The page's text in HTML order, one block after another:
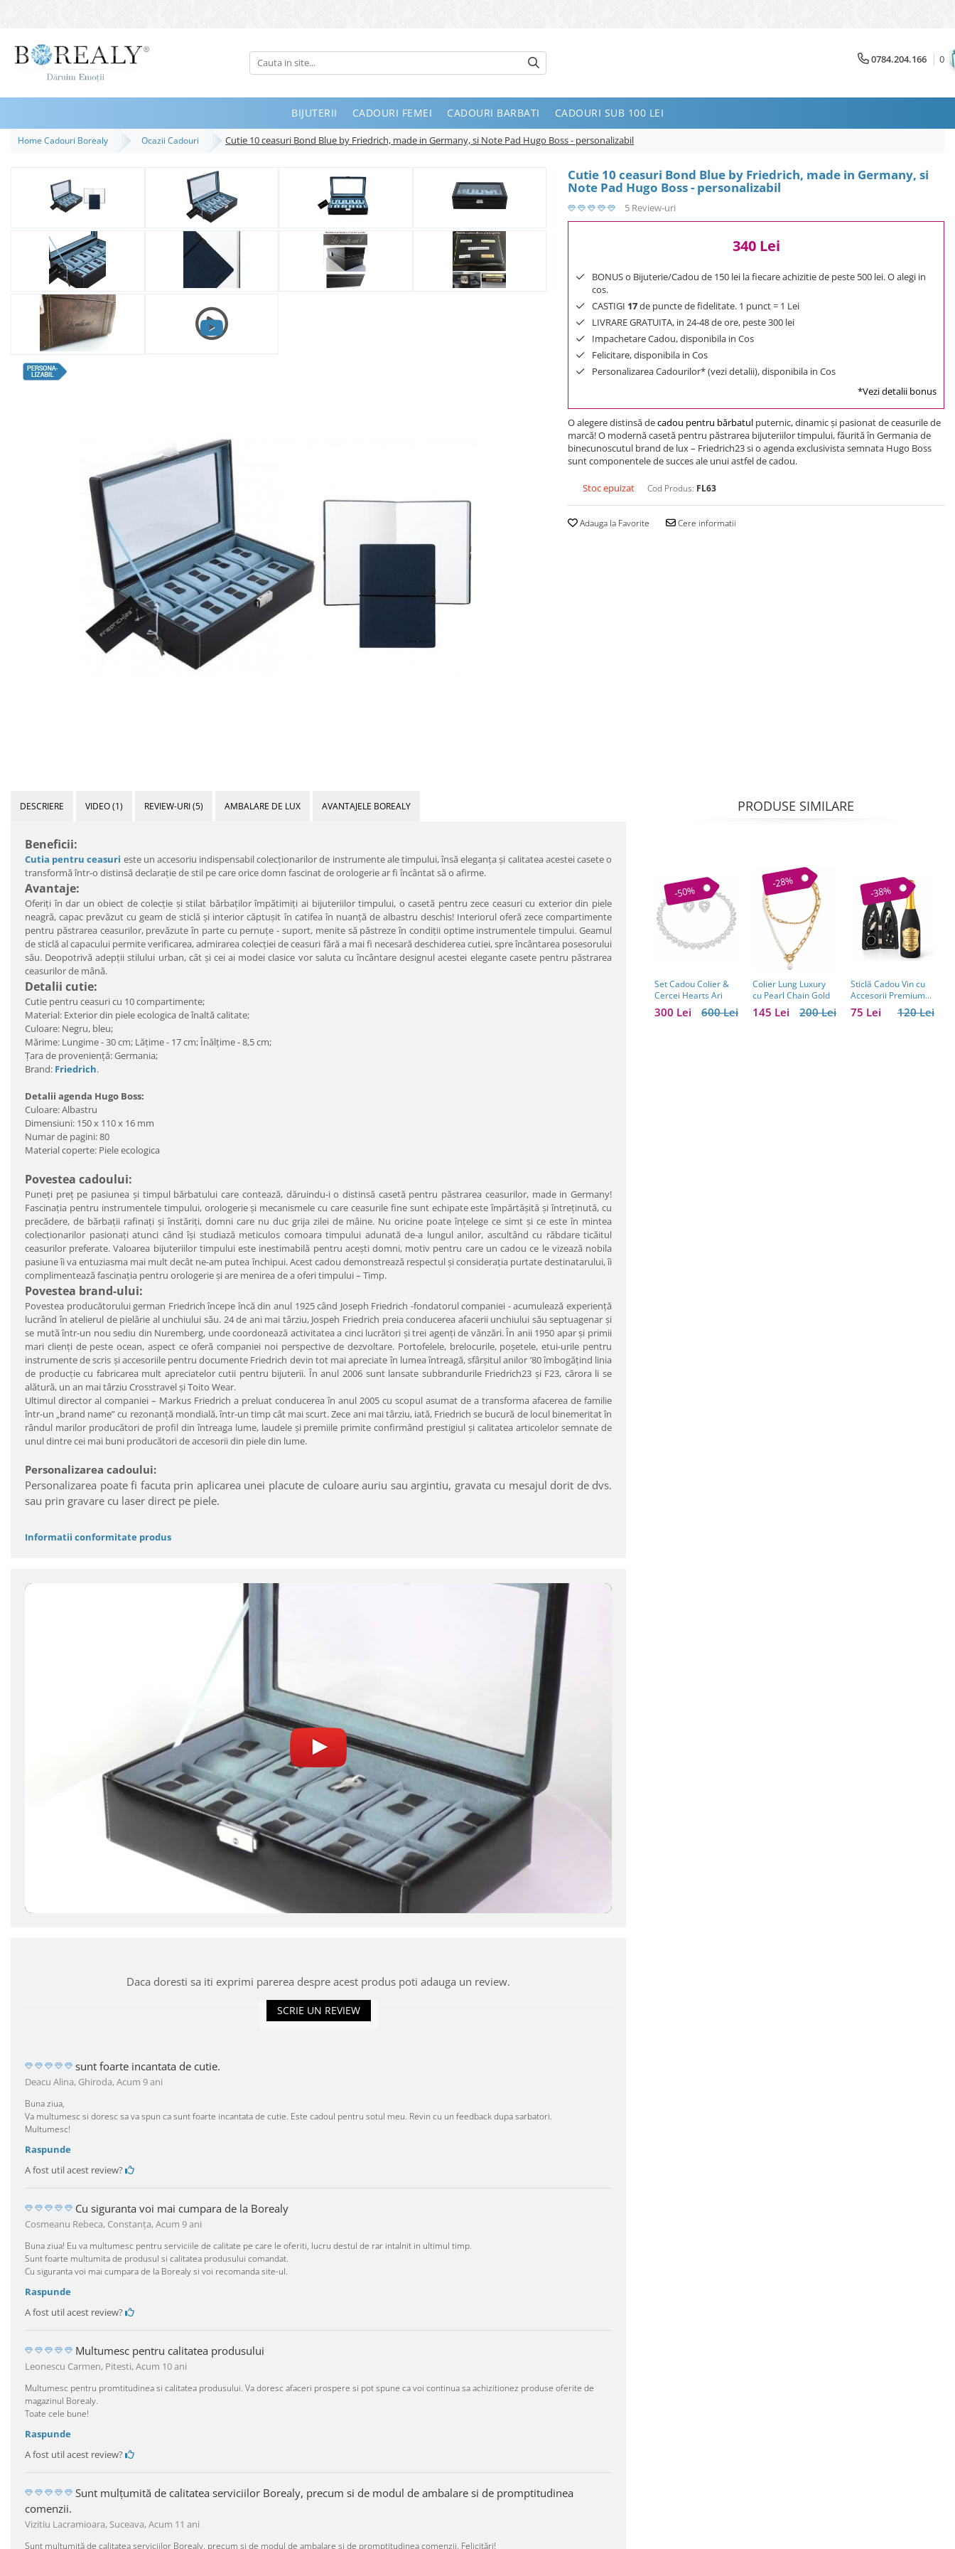
Bijuterii
Inele
Bratari
Destinatari
Bijuterii Femei
Bijuterii Copii
Bijuterii Mirese
Selectii
Reduceri
Cele mai noi
0784.204.166 0
BIJUTERII CADOURI FEMEI CADOURI BARBATI CADOURI SUB 100 LEI
Home Cadouri Borealy Ocazii Cadouri Cutie 10 ceasuri Bond Blue by Friedrich, made in Germany, si Note Pad Hugo Boss - personalizabil
Cutie 10 ceasuri Bond Blue by Friedrich, made in Germany, si
Note Pad Hugo Boss - personalizabil
5 Review-uri
340 Lei
BONUS o Bijuterie/Cadou de 150 lei la fiecare achizitie de peste 500 lei. O alegi in
cos.
CASTIGI 17de puncte de fidelitate. 1 punct = 1 Lei
LIVRARE GRATUITA, in 24-48 de ore, peste 300 lei
Impachetare Cadou, disponibila in Cos
Felicitare, disponibila in Cos
Personalizarea Cadourilor* (vezi detalii), disponibila in Cos
*Vezi detalii bonus
O alegere distinsă decadou pentru bărbatul puternic, dinamic şi pasionat de ceasurile de
marcă! O modernă casetă pentru păstrarea bijuteriilor timpului, făurită în Germania de
binecunoscutul brand de lux – Friedrich23 si o agenda exclusivista semnata Hugo Boss
sunt componentele de succes ale unui astfel de cadou.
Stoc epuizat Cod Produs: FL63
Adauga la Favorite Cere informatii
DESCRIERE VIDEO(1) REVIEW-URI(5) AMBALARE DE LUX AVANTAJELE BOREALY
Beneficii:
Cutia pentru ceasuri este un accesoriu indispensabil colecţionarilor de instrumente ale timpului, însă eleganţa şi calitatea acestei casete o
transformă într-o distinsă declaraţie de stil pe care orice domn fascinat de orologerie ar fi încântat să o afirme.
Avantaje:
Oferiţi în dar un obiect de colecţie şi stilat bărbaţilor împătimiţi ai bijuteriilor timpului, o casetă pentru zece ceasuri cu exterior din piele
neagră, capac prevăzut cu geam de sticlă şi interior căptuşit în catifea în nuanţă de albastru deschis! Interiorul oferă zece compartimente
pentru păstrarea ceasurilor, prevăzute în parte cu pernuţe - suport, menite să păstreze în condiţii optime instrumentele timpului. Geamul
de sticlă al capacului permite verificarea, admirarea colecţiei de ceasuri fără a mai fi necesară deschiderea cutiei, spre încântarea posesorului
său. Deopotrivă adepţii stilului urban, cât şi cei ai modei clasice vor saluta cu încântare designul acestei elegante casete pentru păstrarea
ceasurilor de mână.
Detalii cutie:
Cutie pentru ceasuri cu 10 compartimente;
Material: Exterior din piele ecologica de înaltă calitate;
Culoare: Negru, bleu;
Mărime: Lungime - 30 cm; Lăţime - 17 cm; Înălţime - 8,5 cm;
Ţara de provenienţă: Germania;
Brand: Friedrich.
Detalii agenda Hugo Boss:
Culoare: Albastru
Dimensiuni: 150 x 110 x 16 mm
Numar de pagini: 80
Material coperte: Piele ecologica
Povestea cadoului:
Puneţi preţ pe pasiunea şi timpul bărbatului care contează, dăruindu-i o distinsă casetă pentru păstrarea ceasurilor, made in Germany!
Fascinaţia pentru instrumentele timpului, orologerie şi mecanismele cu care ceasurile fine sunt echipate este împărtăşită şi întreţinută, cu
precădere, de bărbaţii rafinaţi şi înstăriţi, domni care nu duc grija zilei de mâine. Nu oricine poate înţelege ce simt şi ce este în mintea
colecţionarilor pasionaţi atunci când îşi studiază meticulos comoara timpului adunată de-a lungul anilor, ascultând cu răbdare ticăitul
ceasurilor preferate. Valoarea bijuteriilor timpului este inestimabilă pentru aceşti domni, motiv pentru care un cadou ce le vizează nobila
pasiune îi va entuziasma mai mult decât ne-am putea închipui. Acest cadou demonstrează respectul şi consideraţia purtate destinatarului, îi
complimentează fascinaţia pentru orologerie şi are menirea de a oferi timpului – Timp.
Povestea brand-ului:
Povestea producătorului german Friedrich începe încă din anul 1925 când Joseph Friedrich -fondatorul companiei - acumulează experienţă
lucrând în atelierul de pielărie al unchiului său. 24 de ani mai târziu, Jospeh Friedrich preia conducerea afacerii unchiului său septuagenar şi
se mută într-un nou sediu din Nuremberg, unde coordonează activitatea a cinci lucrători şi trei agenţi de vânzări. În anii 1950 apar şi primii
mari clienţi de peste ocean, aspect ce oferă companiei noi perspective de dezvoltare. Portofelele, brelocurile, poşetele, etui-urile pentru
instrumente de scris şi accesoriile pentru documente Friedrich devin tot mai apreciate în lumea întreagă, sfârşitul anilor ’80 îmbogăţind linia
de producţie cu fabricarea mult apreciatelor cutii pentru bijuterii. În anul 2006 sunt lansate subbrandurile Friedrich23 şi F23, cărora li se
alătură, un an mai târziu Crosstravel şi Toito Wear.
Ultimul director al companiei – Markus Friedrich a preluat conducerea în anul 2005 cu scopul asumat de a transforma afacerea de familie
într-un „brand name” cu rezonanţă mondială, într-un timp cât mai scurt. Zece ani mai târziu, iată, Friedrich se bucură de locul binemeritat în
rândul marilor producători de profil din întreaga lume, laudele şi premiile primite confirmând prestigiul şi calitatea articolelor semnate de
unul dintre cei mai buni producători de accesorii din piele din lume.
Personalizarea cadoului:
Personalizarea poate fi facuta prin aplicarea unei placute de culoare auriu sau argintiu, gravata cu mesajul dorit de dvs.
sau prin gravare cu laser direct pe piele.
Informatii conformitate produs
Daca doresti sa iti exprimi parerea despre acest produs poti adauga un review.
SCRIE UN REVIEW
sunt foarte incantata de cutie.
Deacu Alina, Ghiroda,Acum 9 ani
Buna ziua,
Va multumesc si doresc sa va spun ca sunt foarte incantata de cutie. Este cadoul pentru sotul meu. Revin cu un feedback dupa sarbatori.
Multumesc!
Raspunde
A fost util acest review?
Cu siguranta voi mai cumpara de la Borealy
Cosmeanu Rebeca, Constanţa,Acum 9 ani
Buna ziua! Eu va multumesc pentru serviciile de calitate pe care le oferiti, lucru destul de rar intalnit in ultimul timp.
Sunt foarte multumita de produsul si calitatea produsului comandat.
Cu siguranta voi mai cumpara de la Borealy si voi recomanda site-ul.
Raspunde
A fost util acest review?
Multumesc pentru calitatea produsului
Leonescu Carmen, Pitesti,Acum 10 ani
Multumesc pentru promtitudinea si calitatea produsului. Va doresc afaceri prospere si pot spune ca voi continua sa achizitionez produse oferite de
magazinul Borealy.
Toate cele bune!
Raspunde
A fost util acest review?
Sunt mulțumită de calitatea serviciilor Borealy, precum si de modul de ambalare si de promptitudinea
comenzii.
Vizitiu Lacramioara, Suceava,Acum 11 ani
Sunt mulțumită de calitatea serviciilor Borealy, precum si de modul de ambalare si de promptitudinea comenzii. Felicitări!
PRODUSE SIMILARE
-50%
Set Cadou Colier &
Cercei Hearts Ari
600 Lei
300 Lei
-28%
Colier Lung Luxury
cu Pearl Chain Gold
200 Lei
145 Lei
-38%
Sticlă Cadou Vin cu
Accesorii Premium
Personalizată – Set
Elegant pentru120 Lei
75 Lei